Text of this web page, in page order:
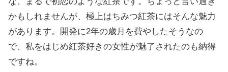
かもしれませんが、極上はちみつ紅茶にはそんな魅力
があります。開発に2年の歳月を費やしたそうなの
で、私をはじめ紅茶好きの女性が魅了されたのも納得
ですね。